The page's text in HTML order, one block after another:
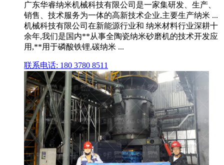
广东华睿纳米机械科技有限公司是一家集研发、生产、
销售、技术服务为一体的高新技术企业,主要生产纳米 ...
机械科技有限公司在新能源行业和 纳米材料行业深耕十
余年,我们是国内**从事全陶瓷纳米砂磨机的技术开发应
用,**用于磷酸铁锂,碳纳米 ...
联系电话: 180 3780 8511